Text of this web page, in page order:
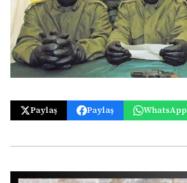
Paylaş Paylaş WhatsApp